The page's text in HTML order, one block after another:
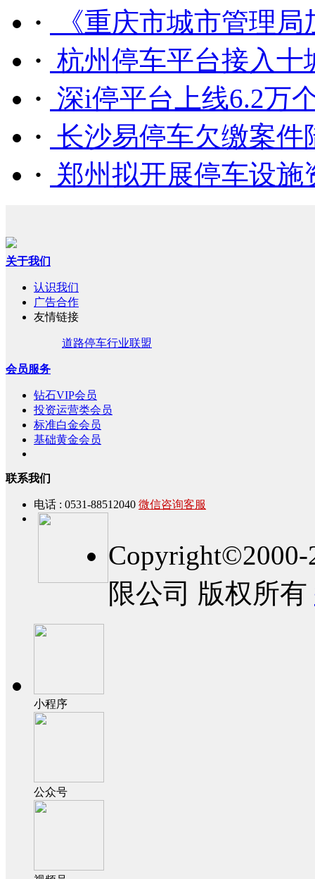
·
《重庆市城市管理
· 杭州停车平台接入十
· 深i停平台上线6.2万
· 长沙易停车欠缴案件
· 郑州拟开展停车设施
关于我们
认识我们
广告合作
友情链接
道路停车行业联盟
会员服务
钻石VIP会员
投资运营类会员
标准白金会员
基础黄金会员
联系我们
电话 : 0531-88512040 微信咨询客服
限公司 版权所有
小程序
公众号